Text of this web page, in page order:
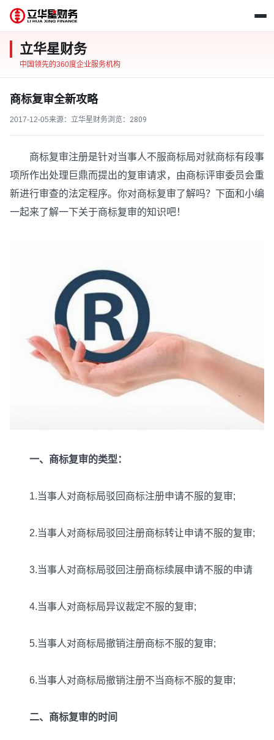
立华星财务
中国领先的360度企业服务机构
商标复审全新攻略
2017-12-05来源：立华星财务浏览： 2809
商标复审注册是针对当事人不服商标局对就商标有段事
项所作出处理巨鼎而提出的复审请求，由商标评审委员会重
新进行审查的法定程序。你对商标复审了解吗？下面和小编
一起来了解一下关于商标复审的知识吧！
一、商标复审的类型：
1.当事人对商标局驳回商标注册申请不服的复审;
2.当事人对商标局驳回注册商标转让申请不服的复审;
3.当事人对商标局驳回注册商标续展申请不服的申请
4.当事人对商标局异议裁定不服的复审;
5.当事人对商标局撤销注册商标不服的复审;
6.当事人对商标局撤销注册不当商标不服的复审;
二、商标复审的时间